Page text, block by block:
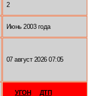
2
Июнь 2003 года
07 август 2026 07:05
УГОН ДТП